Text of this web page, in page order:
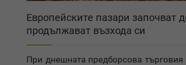
Европейските пазари започват
продължават възхода си
При днешната предборсова